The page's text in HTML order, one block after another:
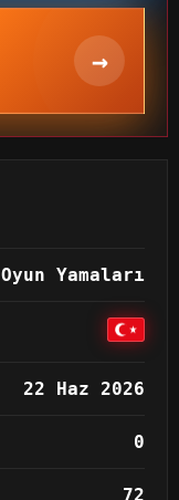
→
Oyun Yamaları
22 Haz 2026
0
72